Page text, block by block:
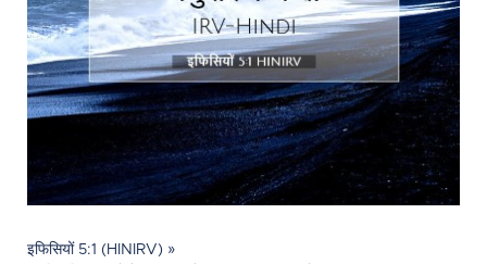
इफिसियों 5:1 (HINIRV) »